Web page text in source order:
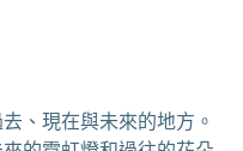
、現在與未來的地方。